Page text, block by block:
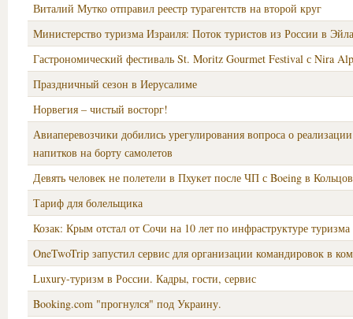
Виталий Мутко отправил реестр турагентств на второй круг
Министерство туризма Израиля: Поток туристов из России в
Гастрономический фестиваль St. Moritz Gourmet Festival с Nira
Праздничный сезон в Иерусалиме
Норвегия – чистый восторг!
Авиаперевозчики добились урегулирования вопроса о
напитков на борту самолетов
Девять человек не полетели в Пхукет после ЧП с Boeing в
Тариф для болельщика
Козак: Крым отстал от Сочи на 10 лет по инфраструктуре туризма
OneTwoTrip запустил сервис для организации командировок в
Luxury-туризм в России. Кадры, гости, сервис
Booking.com "прогнулся" под Украину.